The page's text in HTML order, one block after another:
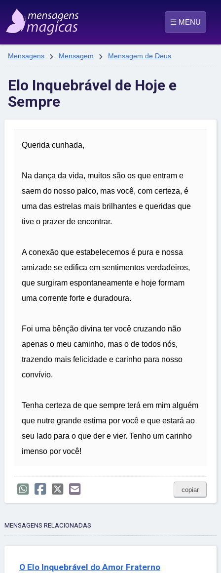
☰ MENU
Mensagens  Mensagem  Mensagem de Deus
Elo Inquebrável de Hoje e
Sempre
Querida cunhada,
Na dança da vida, muitos são os que entram e
saem do nosso palco, mas você, com certeza, é
uma das estrelas mais brilhantes e queridas que
tive o prazer de encontrar.
A conexão que estabelecemos é pura e nossa
amizade se edifica em sentimentos verdadeiros,
que surgiram espontaneamente e hoje formam
uma corrente forte e duradoura.
Foi uma bênção divina ter você cruzando não
apenas o meu caminho, mas o de todos nós,
trazendo mais felicidade e carinho para nosso
convívio.
Tenha certeza de que sempre terá em mim alguém
que nutre grande estima por você e que estará ao
seu lado para o que der e vier. Tenho um carinho
imenso por você!
copiar
MENSAGENS RELACIONADAS
O Elo Inquebrável do Amor Fraterno